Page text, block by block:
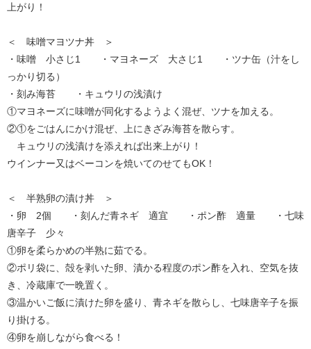
上がり！
＜ 味噌マヨツナ丼 ＞
・味噌 小さじ1 ・マヨネーズ 大さじ1 ・ツナ缶（汁をし
っかり切る）
・刻み海苔 ・キュウリの浅漬け
①マヨネーズに味噌が同化するようよく混ぜ、ツナを加える。
②①をごはんにかけ混ぜ、上にきざみ海苔を散らす。
キュウリの浅漬けを添えれば出来上がり！
ウインナー又はベーコンを焼いてのせてもOK！
＜ 半熟卵の漬け丼 ＞
・卵 2個 ・刻んだ青ネギ 適宜 ・ポン酢 適量 ・七味
唐辛子 少々
①卵を柔らかめの半熟に茹でる。
②ポリ袋に、殻を剥いた卵、漬かる程度のポン酢を入れ、空気を抜
き、冷蔵庫で一晩置く。
③温かいご飯に漬けた卵を盛り、青ネギを散らし、七味唐辛子を振
り掛ける。
④卵を崩しながら食べる！